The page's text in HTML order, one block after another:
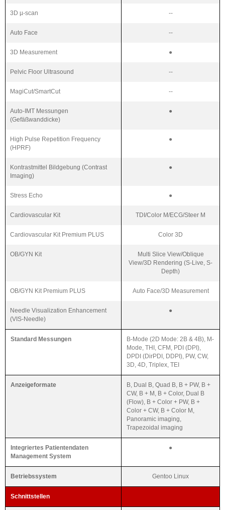
3D µ-scan --
Auto Face --
3D Measurement ●
Pelvic Floor Ultrasound --
MagiCut/SmartCut --
Auto-IMT Messungen
(Gefäßwanddicke)
●
High Pulse Repetition Frequency
(HPRF)
●
Kontrastmittel Bildgebung (Contrast
Imaging)
●
Stress Echo ●
Cardiovascular Kit TDI/Color M/ECG/Steer M
Cardiovascular Kit Premium PLUS Color 3D
OB/GYN Kit
Multi Slice View/Oblique
View/3D Rendering (S-Live, S-
Depth)
OB/GYN Kit Premium PLUS Auto Face/3D Measurement
Needle Visualization Enhancement
(VIS-Needle)
●
Standard Messungen
B-Mode (2D Mode: 2B & 4B), M-
Mode, THI, CFM, PDI (DPI),
DPDI (DirPDI, DDPI), PW, CW,
3D, 4D, Triplex, TEI
Anzeigeformate
B, Dual B, Quad B, B + PW, B +
CW, B + M, B + Color, Dual B
(Flow), B + Color + PW, B +
Color + CW, B + Color M,
Panoramic imaging,
Trapezoidal imaging
Integriertes Patientendaten
Management System
●
Betriebssystem Gentoo Linux
Schnittstellen